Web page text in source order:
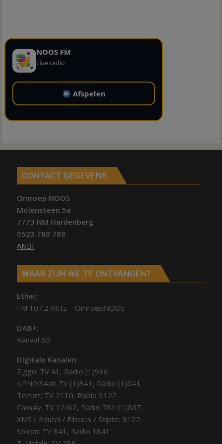
NOOS FM
Live radio
Afspelen
CONTACT GEGEVENS
Omroep NOOS
Molensteen 5a
7773 NM Hardenberg
0523 760 788
ANBI
WAAR ZIJN WE TE ONTVANGEN?
Ether;
FM 107.2 MHz – OmroepNOOS
DAB+:
Kanaal 5B
Digitale Kanalen:
Ziggo: TV 41, Radio (1)916
KPN/XS4all: TV (1)341, Radio (1)041
Telfort: TV 2110, Radio 3122
CaiwAy: TV 12/62, Radio 781/(1)867
XMS / Edutel / Fiber.nl / Stipte: 3122
Solcon: TV 841, Radio 1841